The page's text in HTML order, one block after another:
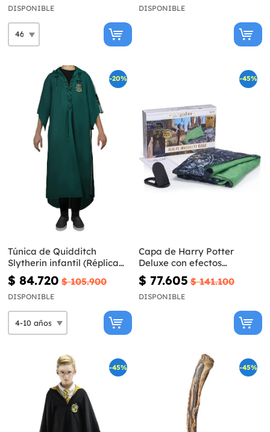
DISPONIBLE DISPONIBLE
-20%
Túnica de Quidditch
Slytherin infantil (Réplica
oficial Collectors) - Harry
Potter
$ 84.720 $ 105.900
DISPONIBLE
-45%
Capa de Harry Potter
Deluxe con efectos
especiales
$ 77.605 $ 141.100
DISPONIBLE
-45% -45%